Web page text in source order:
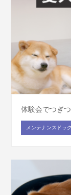
体験会でつぎ
メンテナンスドッ